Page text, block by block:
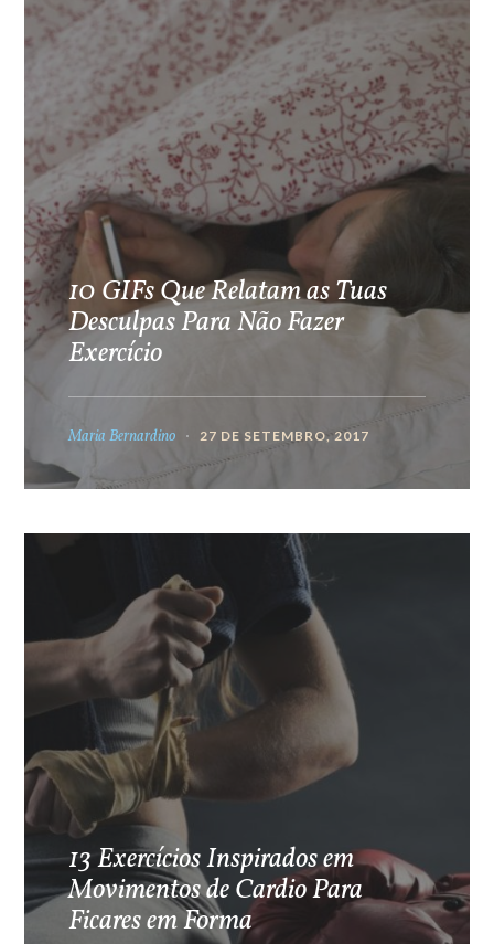
10 GIFs Que Relatam as Tuas
Desculpas Para Não Fazer
Exercício
Maria Bernardino 27 DE SETEMBRO, 2017
13 Exercícios Inspirados em
Movimentos de Cardio Para
Ficares em Forma